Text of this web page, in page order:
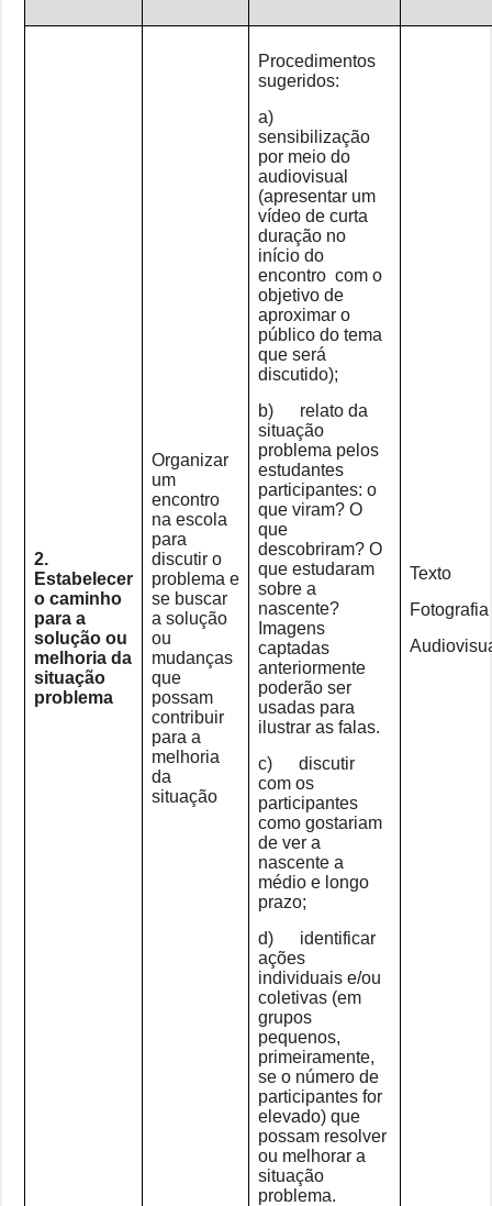
2.
Estabelecer
o caminho
para a
solução ou
melhoria da
situação
problema
Organizar
um
encontro
na escola
para
discutir o
problema e
se buscar
a solução
ou
mudanças
que
possam
contribuir
para a
melhoria
da
situação
Procedimentos
sugeridos:
a)
sensibilização
por meio do
audiovisual
(apresentar um
vídeo de curta
duração no
início do
encontro com o
objetivo de
aproximar o
público do tema
que será
discutido);
b) relato da
situação
problema pelos
estudantes
participantes: o
que viram? O
que
descobriram? O
que estudaram
sobre a
nascente?
Imagens
captadas
anteriormente
poderão ser
usadas para
ilustrar as falas.
c) discutir
com os
participantes
como gostariam
de ver a
nascente a
médio e longo
prazo;
d) identificar
ações
individuais e/ou
coletivas (em
grupos
pequenos,
primeiramente,
se o número de
participantes for
elevado) que
possam resolver
ou melhorar a
situação
problema.
Texto
Fotografia